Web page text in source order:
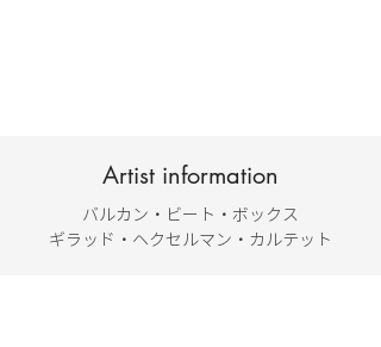
Artist information
バルカン・ビート・ボックス
ギラッド・ヘクセルマン・カルテット